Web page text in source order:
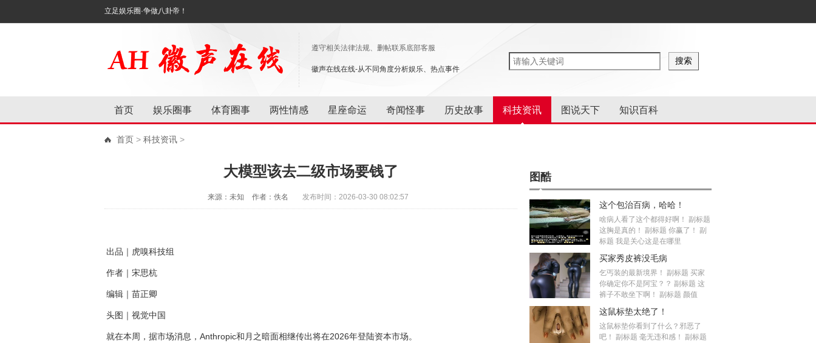
立足娱乐圈·争做八卦帝！
遵守相关法律法规、删帖联系底部客服
徽声在线在线-从不同角度分析娱乐、热点事件
首页 娱乐圈事 体育圈事 两性情感 星座命运 奇闻怪事 历史故事 科技资讯 图说天下 知识百科
首页 > 科技资讯 >
大模型该去二级市场要钱了
来源：未知 作者：佚名 发布时间：2026-03-30 08:02:57
出品｜虎嗅科技组
作者｜宋思杭
编辑｜苗正卿
头图｜视觉中国
就在本周，据市场消息，Anthropic和月之暗面相继传出将在2026年登陆资本市场。
图酷
这个包治百病，哈哈！
啥病人看了这个都得好啊！ 副标题
这胸是真的！ 副标题 你赢了！ 副
标题 我是关心这是在哪里
买家秀皮裤没毛病
乞丐装的最新境界！ 副标题 买家
你确定你不是阿宝？？ 副标题 这
裤子不敢坐下啊！ 副标题 颜值
这鼠标垫太绝了！
这鼠标垫你看到了什么？邪恶了
吧！ 副标题 毫无违和感！ 副标题